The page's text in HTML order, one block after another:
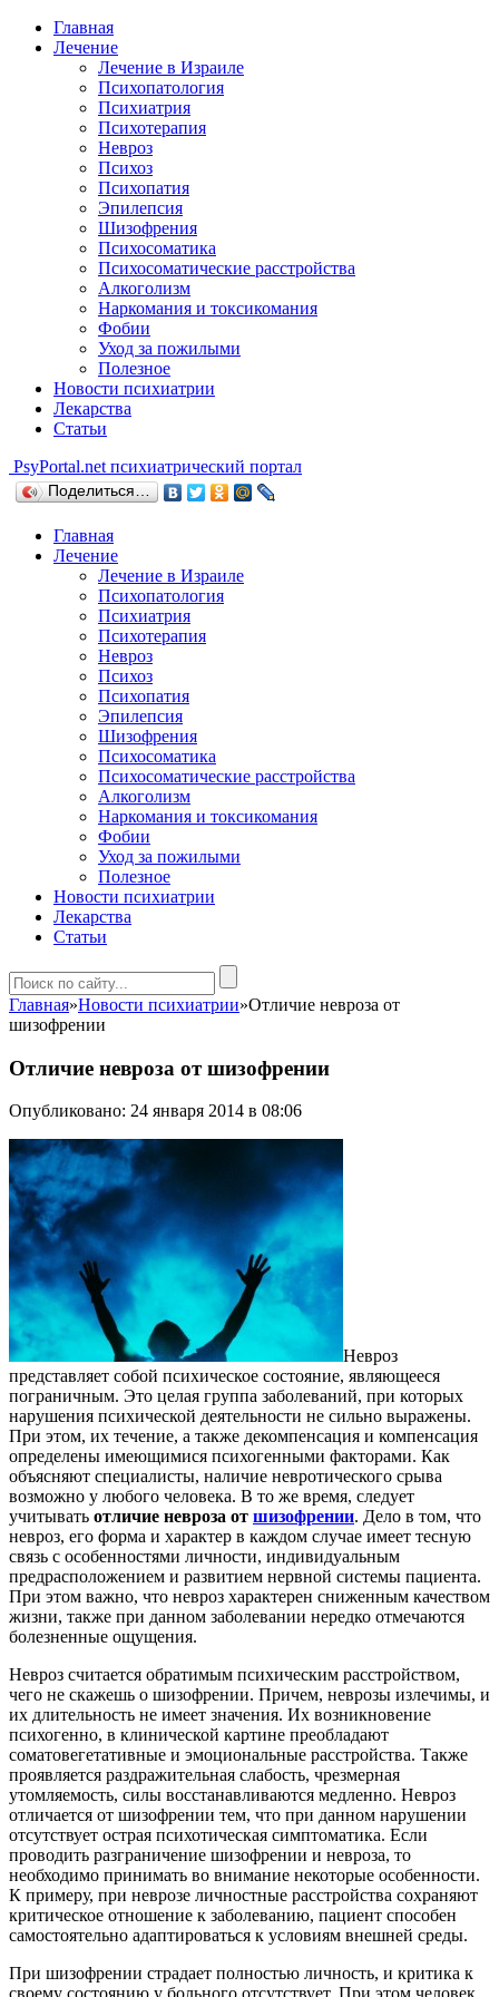
Главная
Лечение
Лечение в Израиле
Психопатология
Психиатрия
Психотерапия
Невроз
Психоз
Психопатия
Эпилепсия
Шизофрения
Психосоматика
Психосоматические расстройства
Алкоголизм
Наркомания и токсикомания
Фобии
Уход за пожилыми
Полезное
Новости психиатрии
Лекарства
Статьи
PsyPortal.net психиатрический портал
Поделиться…
Главная
Лечение
Лечение в Израиле
Психопатология
Психиатрия
Психотерапия
Невроз
Психоз
Психопатия
Эпилепсия
Шизофрения
Психосоматика
Психосоматические расстройства
Алкоголизм
Наркомания и токсикомания
Фобии
Уход за пожилыми
Полезное
Новости психиатрии
Лекарства
Статьи
Главная»Новости психиатрии»Отличие невроза от
шизофрении
Отличие невроза от шизофрении
Опубликовано: 24 января 2014 в 08:06
Невроз
представляет собой психическое состояние, являющееся
пограничным. Это целая группа заболеваний, при которых
нарушения психической деятельности не сильно выражены.
При этом, их течение, а также декомпенсация и компенсация
определены имеющимися психогенными факторами. Как
объясняют специалисты, наличие невротического срыва
возможно у любого человека. В то же время, следует
учитывать отличие невроза от шизофрении. Дело в том, что
невроз, его форма и характер в каждом случае имеет тесную
связь с особенностями личности, индивидуальным
предрасположением и развитием нервной системы пациента.
При этом важно, что невроз характерен сниженным качеством
жизни, также при данном заболевании нередко отмечаются
болезненные ощущения.
Невроз считается обратимым психическим расстройством,
чего не скажешь о шизофрении. Причем, неврозы излечимы, и
их длительность не имеет значения. Их возникновение
психогенно, в клинической картине преобладают
соматовегетативные и эмоциональные расстройства. Также
проявляется раздражительная слабость, чрезмерная
утомляемость, силы восстанавливаются медленно. Невроз
отличается от шизофрении тем, что при данном нарушении
отсутствует острая психотическая симптоматика. Если
проводить разграничение шизофрении и невроза, то
необходимо принимать во внимание некоторые особенности.
К примеру, при неврозе личностные расстройства сохраняют
критическое отношение к заболеванию, пациент способен
самостоятельно адаптироваться к условиям внешней среды.
При шизофрении страдает полностью личность, и критика к